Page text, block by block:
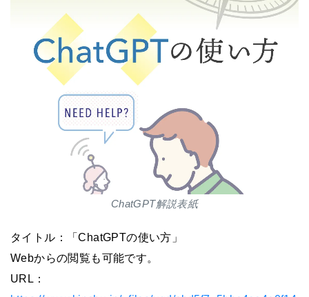
ChatGPT解説表紙
タイトル：「ChatGPTの使い方」
Webからの閲覧も可能です。
URL：